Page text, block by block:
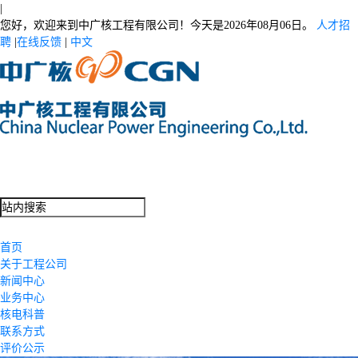
您好，欢迎来到中广核工程有限公司！今天是2026年08月06日。
人才招
聘 在线反馈 中文
首页
关于工程公司
新闻中心
业务中心
核电科普
联系方式
评价公示